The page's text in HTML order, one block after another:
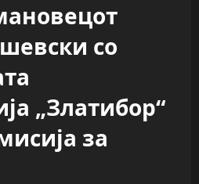
со
„Златибор“
за